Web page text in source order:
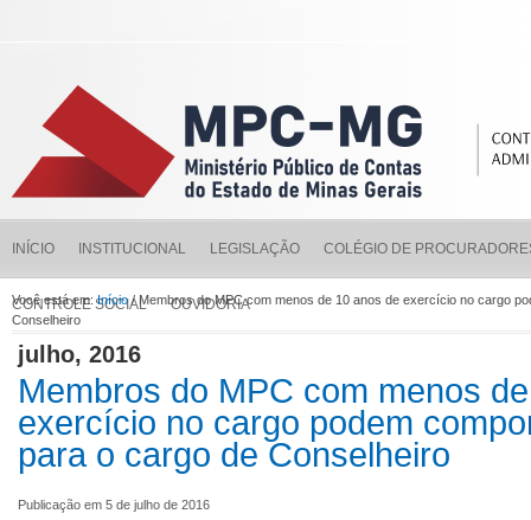
INÍCIO INSTITUCIONAL LEGISLAÇÃO COLÉGIO DE
CONTROLE SOCIAL OUVIDORIA
Você está em:Início/ Membros do MPC com menos de 10 anos de exercício no cargo
Conselheiro
julho, 2016
Membros do MPC com menos
exercício no cargo podem
para o cargo de Conselheiro
Publicação em 5 de julho de 2016